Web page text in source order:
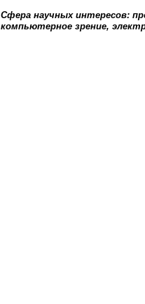
Сфера научных интересов:
компьютерное зрение,